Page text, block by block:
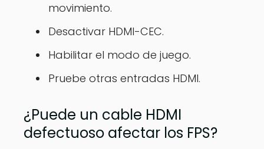
movimiento.
Desactivar HDMI-CEC.
Habilitar el modo de juego.
Pruebe otras entradas HDMI.
¿Puede un cable HDMI
defectuoso afectar los FPS?